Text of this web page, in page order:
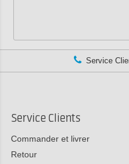
Service
Service Clients
Commander et livrer
Retour